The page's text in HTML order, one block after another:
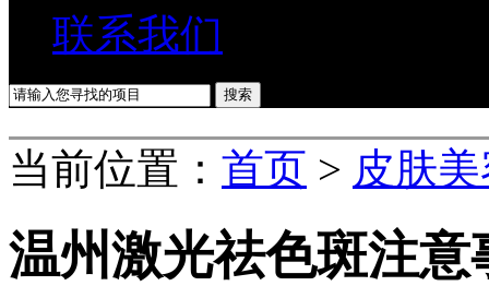
联系我们
当前位置： 首页 > 皮肤
温州激光祛色斑注意